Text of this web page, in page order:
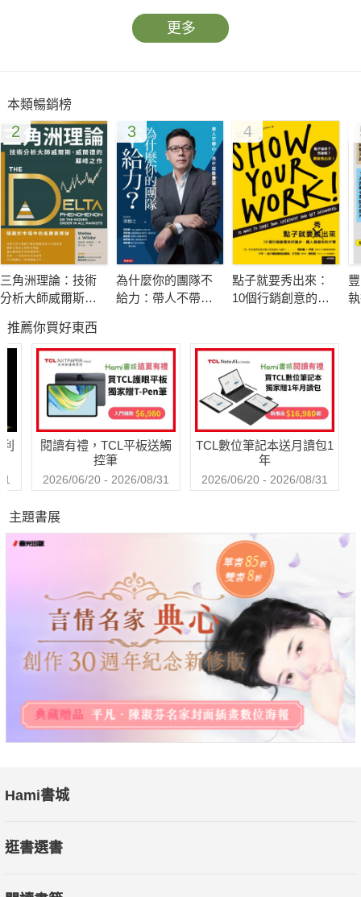
工作累得半死，效率反而越來越差；
擔任主管，每天處理繁瑣的小事，結果重要的決策一拖再拖；
——他們說他們「缺乏意志力」，但事實上是意志力耗損了，所
以自制力變差了。
意志力，是人類最強大的力量。
它不是一種美德，而是具有生理基礎的一種能量。
意志力就像肌肉一樣，用久了就會疲累，只要多鍛鍊就可以強化
它。
葡萄糖（glucose）就是意志力的燃料，也因此，吃飯、睡覺對
於儲備意志力非常重要。這也是為什麼，節食瘦身那麼容易失
意志力有兩大定律：
一、意志力是有限的，用一次就消耗掉一部分。所以，最好一次
專注一件事，比較能達成目標，並建立自信心。
二、你做不同的事情所仰賴的意志力，是來自於同一個帳戶。也
就是說，你是用同一批意志力來應付無奈的塞車、繁雜的工作、
人的意志力是有限的，但這個極限可以改變，可以透過練習讓意
志力增強。本書不僅揭露實驗室研究的驚人結果，也從許多知名
人士的親身經驗，說明如何針對你的期望，設定務實的目標、監
控進度，增強你的自制力。
只要學習一些技巧、並養成好的習慣，下一次遇到誘惑時，你可
以不必那麼費力就可以抗拒它，因為你的意志力已經增強了。而
且，你的工作執行力也會變強。
在這個太依賴網路的時代，「點擊一下」、「滑一下」的誘惑如
影隨形，想要不去做，可能比登天還難。但如果你想要控制自
更多
本類暢銷榜
2
三角洲理論：技術
分析大師威爾斯．
3
為什麼你的團隊不
給力：帶人不帶
4
點子就要秀出來：
10個行銷創意的好
推薦你買好東西
閱讀有禮，TCL平板送觸
控筆
2026/06/20 - 2026/08/31
TCL數位筆記本送月讀包1
年
2026/06/20 - 2026/08/31
主題書展
Hami書城
逛書選書